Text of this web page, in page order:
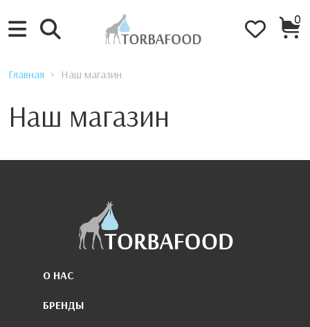
0
Главная Наш магазин
Наш магазин
О НАС
БРЕНДЫ